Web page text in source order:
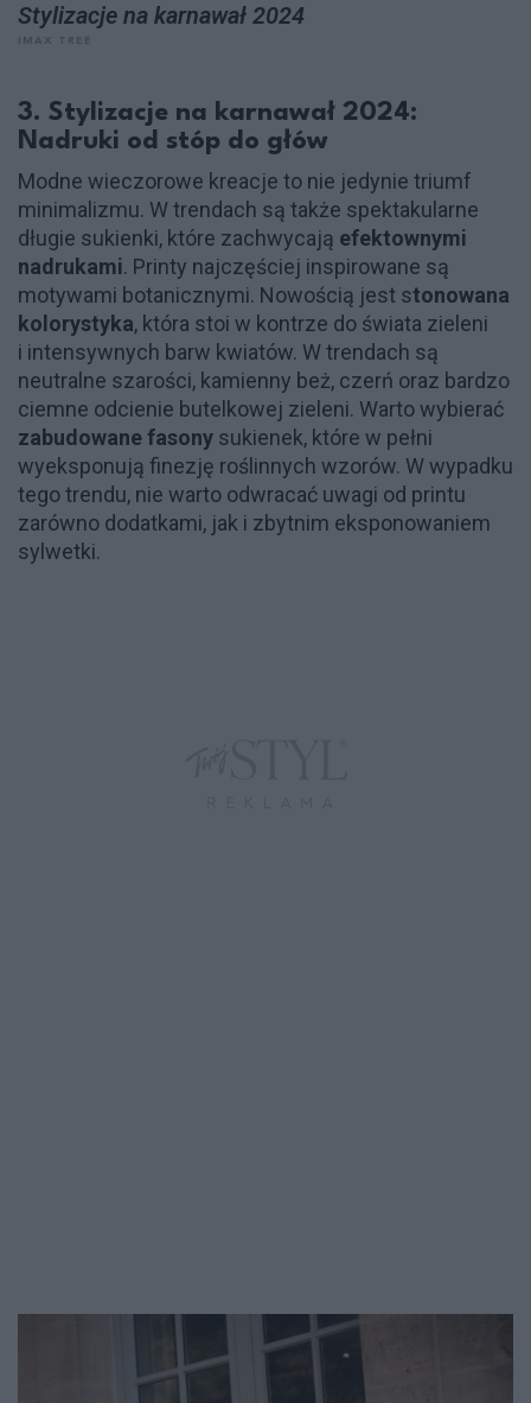
Stylizacje na karnawał 2024
3. Stylizacje na karnawał 2024:
Nadruki od stóp do głów
Modne wieczorowe kreacje to nie jedynie triumf
minimalizmu. W trendach są także spektakularne
długie sukienki, które zachwycają efektownymi
nadrukami. Printy najczęściej inspirowane są
motywami botanicznymi. Nowością jest stonowana
kolorystyka, która stoi w kontrze do świata zieleni
i intensywnych barw kwiatów. W trendach są
neutralne szarości, kamienny beż, czerń oraz bardzo
ciemne odcienie butelkowej zieleni. Warto wybierać
zabudowane fasony sukienek, które w pełni
wyeksponują finezję roślinnych wzorów. W wypadku
tego trendu, nie warto odwracać uwagi od printu
zarówno dodatkami, jak i zbytnim eksponowaniem
sylwetki.